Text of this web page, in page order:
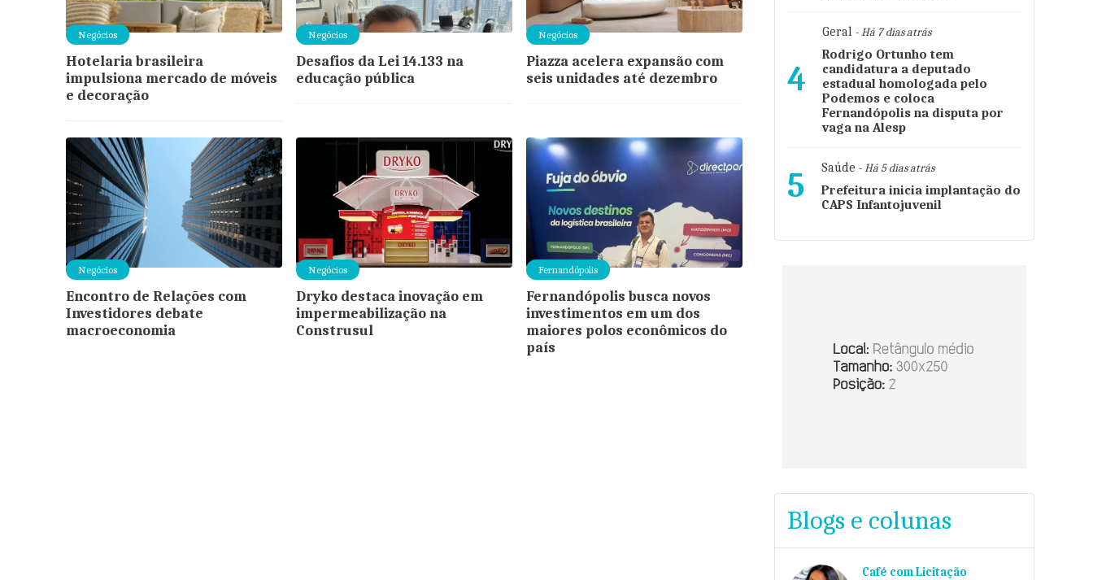
Negócios
Hotelaria brasileira
impulsiona mercado de móveis
e decoração
Negócios
Desafios da Lei 14.133 na
educação pública
Negócios
Piazza acelera expansão com
seis unidades até dezembro
Negócios
Encontro de Relações com
Investidores debate
macroeconomia
Negócios
Dryko destaca inovação em
impermeabilização na
Construsul
Fernandópolis
Fernandópolis busca novos
investimentos em um dos
maiores polos econômicos do
país
4
Geral - Há 7 dias atrás
Rodrigo Ortunho tem
candidatura a deputado
estadual homologada pelo
Podemos e coloca
Fernandópolis na disputa por
vaga na Alesp
5 Saúde - Há 5 dias atrás
Prefeitura inicia implantação do
CAPS Infantojuvenil
Blogs e colunas
Café com Licitação